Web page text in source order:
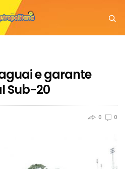
e garante
Sub-20
0 0